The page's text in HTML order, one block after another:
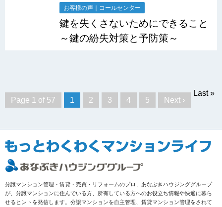
お客様の声｜コールセンター
鍵を失くさないためにできること
～鍵の紛失対策と予防策～
Page 1 of 57 1 2 3 4 5 Next ›
Last »
分譲マンション管理・賃貸・売買・リフォームのプロ、あなぶきハウジンググループ
が、分譲マンションに住んでいる方、所有している方へのお役立ち情報や快適に暮ら
せるヒントを発信します。分譲マンションを自主管理、賃貸マンション管理をされて